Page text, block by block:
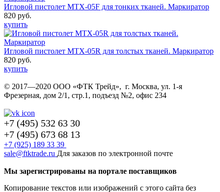
Игловой пистолет MTX-05F для тонких тканей. Маркиратор
820 руб.
купить
Игловой пистолет MTX-05R для толстых тканей. Маркиратор
820 руб.
купить
© 2017—2020 ООО «ФТК Трейд», г. Москва, ул. 1-я
Фрезерная, дом 2/1, стр.1, подъезд №2, офис 234
+7 (495) 532 63 30
+7 (495) 673 68 13
+7 (925) 189 33 39
sale@ftktrade.ru Для заказов по электронной почте
Мы зарегистрированы на портале поставщиков
Копирование текстов или изображений с этого сайта без